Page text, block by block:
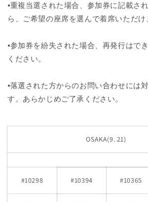
⦁重複当選された場合、参加券に記載さ
ら、ご希望の座席を選んで着席いただけ
⦁参加券を紛失された場合、再発行はで
ください。
⦁落選された方からのお問い合わせには
す。あらかじめご了承ください。
OSAKA(9. 21)
#10298 #10394 #10365